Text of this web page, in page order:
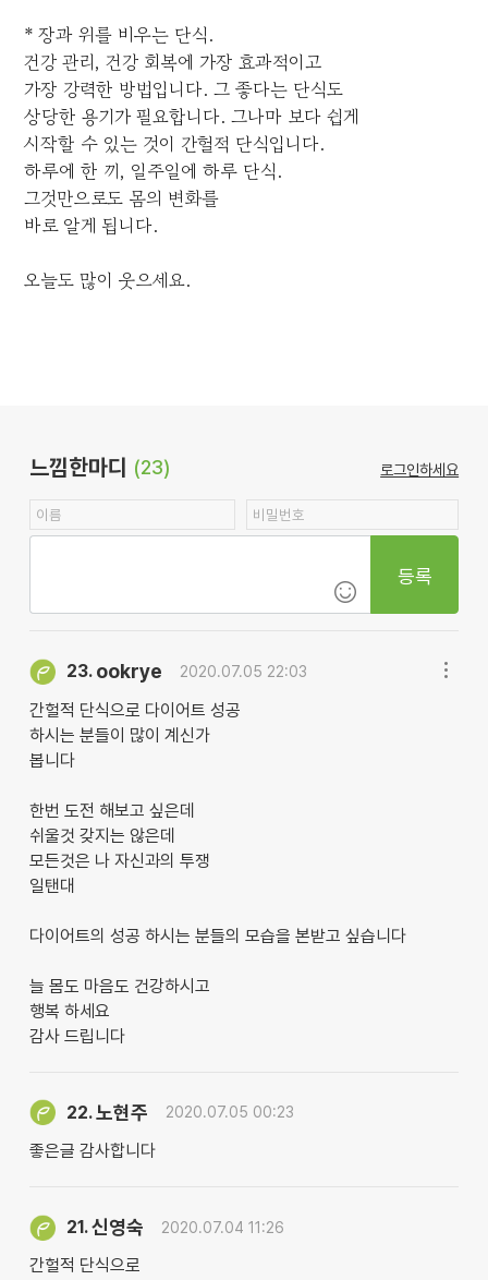
* 장과 위를 비우는 단식.
건강 관리, 건강 회복에 가장 효과적이고
가장 강력한 방법입니다. 그 좋다는 단식도
상당한 용기가 필요합니다. 그나마 보다 쉽게
시작할 수 있는 것이 간헐적 단식입니다.
하루에 한 끼, 일주일에 하루 단식.
그것만으로도 몸의 변화를
바로 알게 됩니다.
오늘도 많이 웃으세요.
느낌한마디 (23) 로그인하세요
등록
23. ookrye 2020.07.05 22:03
간헐적 단식으로 다이어트 성공
하시는 분들이 많이 계신가
봅니다
한번 도전 해보고 싶은데
쉬울것 갖지는 않은데
모든것은 나 자신과의 투쟁
일탠대
다이어트의 성공 하시는 분들의 모습을 본받고 싶습니다
늘 몸도 마음도 건강하시고
행복 하세요
감사 드립니다
22.노현주 2020.07.05 00:23
좋은글 감사합니다
21.신영숙 2020.07.04 11:26
간헐적 단식으로